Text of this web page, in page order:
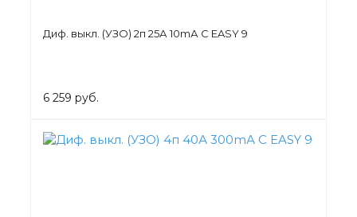
Диф. выкл. (УЗО) 2п 25А 10mА C EASY 9
6 259 руб.